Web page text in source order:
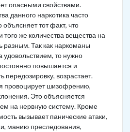
опасными свойствами.
данного наркотика часто
тот факт, что
того же количества вещества на
разным. Так как наркоманы
удовольствием, то нужно
повышается и
передозировку, возрастает.
провоцирует шизофрению,
Это объясняется
на нервную систему. Кроме
вызывает панические атаки,
манию преследования,